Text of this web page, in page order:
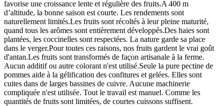
favorise une croissance lente et régulière des fruits.A 400 m
d’altitude, la bonne saison est courte. Les rendements sont
naturellement limités.Les fruits sont récoltés à leur pleine maturité,
quand tous les arômes sont entièrement développés.Des haies sont
plantées, les coccinelles sont respectées. La nature garde sa place
dans le verger.Pour toutes ces raisons, nos fruits gardent le vrai goût
d'antan.Les fruits sont transformés de façon artisanale à la ferme.
Aucun additif ou autre colorant n'est utilisé.Seule la pure pectine de
pommes aide à la gélification des confitures et gelées. Elles sont
cuites dans de larges bassines de cuivre. Aucune machinerie
compliquée n'est utilisée. Tout le travail est manuel. Comme les
quantités de fruits sont limitées, de courtes cuissons suffisent.